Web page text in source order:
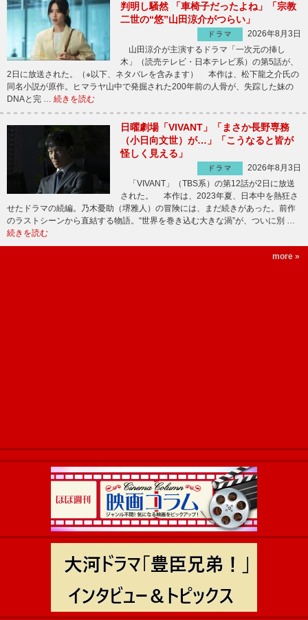
判明し騒然 「車椅子だったよね」「宗教
二世の“悠”山田涼介がつらい」
ドラマ
2026年8月3日
山田涼介が主演するドラマ「一次元の挿し
木」（読売テレビ・日本テレビ系）の第5話が、
2日に放送された。（※以下、ネタバレを含みます） 本作は、松下龍之介氏の
同名小説が原作。ヒマラヤ山中で発掘された200年前の人骨が、失踪した妹の
DNAと完 … 続きを読む
日曜劇場「VIVANT」「まさか長野専務
（小日向文世）が…」「こうなると皆が
怪しく見える」
ドラマ
2026年8月3日
「VIVANT」（TBS系）の第12話が2日に放送
された。 本作は、2023年夏、日本中を熱狂さ
せたドラマの続編。乃木憂助（堺雅人）の冒険には、まだ続きがあった。前作
のラストシーンから直結する物語。“世界を巻き込む大きな渦”が、ついに別 …
続きを読む
more »